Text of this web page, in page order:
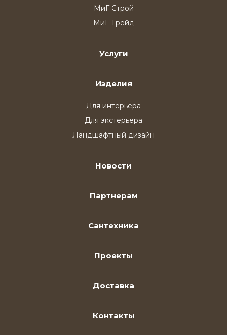
МиГ Строй
МиГ Трейд
Услуги
Изделия
Для интерьера
Для экстерьера
Ландшафтный дизайн
Новости
Партнерам
Сантехника
Проекты
Доставка
Контакты